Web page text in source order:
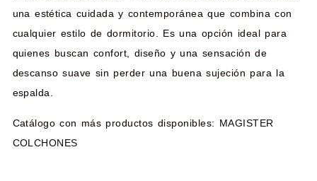
una estética cuidada y contemporánea que combina con
cualquier estilo de dormitorio. Es una opción ideal para
quienes buscan confort, diseño y una sensación de
descanso suave sin perder una buena sujeción para la
espalda.
Catálogo con más productos disponibles: MAGISTER
COLCHONES